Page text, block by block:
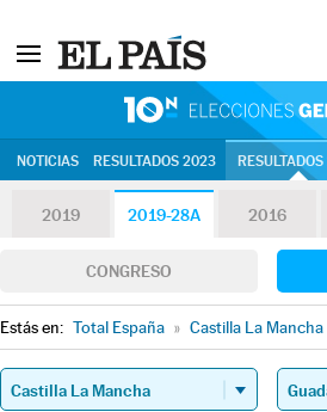
NOTICIAS RESULTADOS 2023
2019 2019-28A 2016
CONGRESO
Estás en: Total España » Castilla La Mancha